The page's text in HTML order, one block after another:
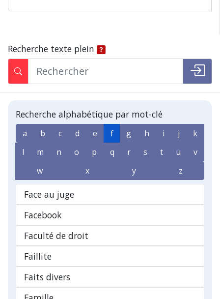
Recherche texte plein
Recherche alphabétique par mot-clé
a b c d e f g h i j
k
l
m n o p q r s t u
v
w
x y z
Face au juge
Facebook
Faculté de droit
Faillite
Faits divers